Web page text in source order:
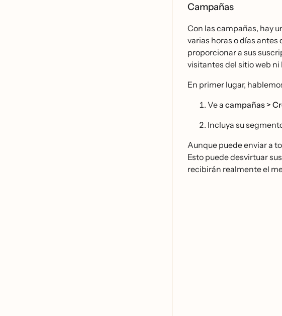
Campañas
Con las campañas, hay
varias horas o días
proporcionar a sus
visitantes del sitio web ni
En primer lugar,
Ve a campañas >
Incluya su
Aunque puede enviar a
Esto puede desvirtuar
recibirán realmente el